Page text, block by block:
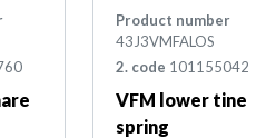
Product number
43J3VMFALOS
2. code 101155042
VFM lower tine
spring